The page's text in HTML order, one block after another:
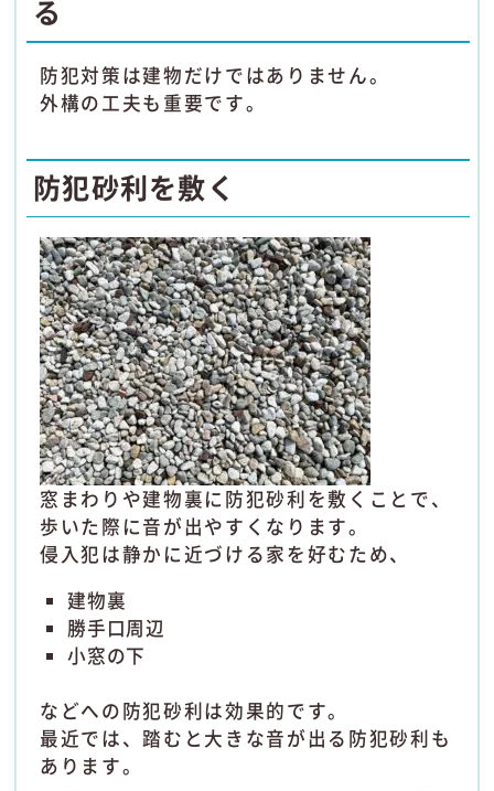
る
防犯対策は建物だけではありません。
外構の工夫も重要です。
防犯砂利を敷く
窓まわりや建物裏に防犯砂利を敷くことで、
歩いた際に音が出やすくなります。
侵入犯は静かに近づける家を好むため、
建物裏
勝手口周辺
小窓の下
などへの防犯砂利は効果的です。
最近では、踏むと大きな音が出る防犯砂利も
あります。